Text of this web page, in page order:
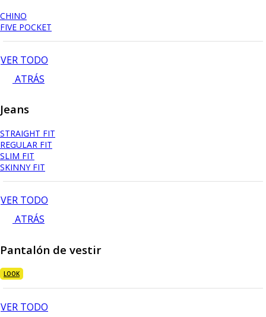
CHINO
FIVE POCKET
VER TODO
ATRÁS
Jeans
STRAIGHT FIT
REGULAR FIT
SLIM FIT
SKINNY FIT
VER TODO
ATRÁS
Pantalón de vestir
LOOK
VER TODO